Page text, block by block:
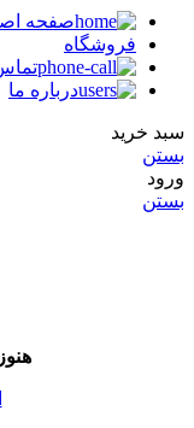
صفحه
فروشگاه
درباره ما
سبد خرید
بستن
ورود
بستن